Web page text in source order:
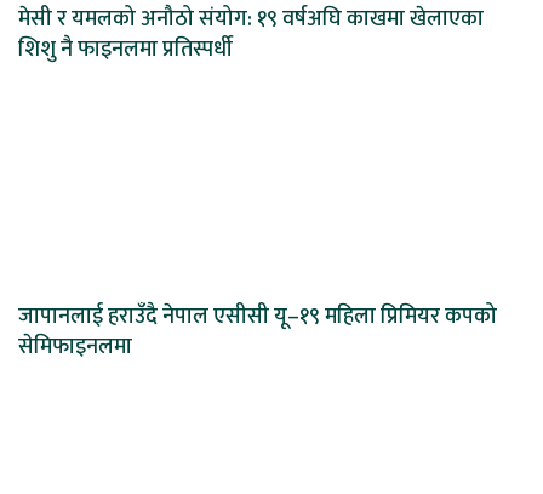
मेसी र यमलको अनौठो संयोग: १९ वर्षअघि काखमा खेलाएका
शिशु नै फाइनलमा प्रतिस्पर्धी
जापानलाई हराउँदै नेपाल एसीसी यू–१९ महिला प्रिमियर कपको
सेमिफाइनलमा